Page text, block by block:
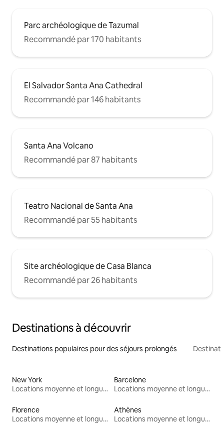
Parc archéologique de Tazumal
Recommandé par 170 habitants
El Salvador Santa Ana Cathedral
Recommandé par 146 habitants
Santa Ana Volcano
Recommandé par 87 habitants
Teatro Nacional de Santa Ana
Recommandé par 55 habitants
Site archéologique de Casa Blanca
Recommandé par 26 habitants
Destinations à découvrir
Destinations populaires pour des séjours prolongés
New York
Locations moyenne et longue durée
Barcelone
Locations moyenne et longue durée
Florence
Locations moyenne et longue durée
Athènes
Locations moyenne et longue durée